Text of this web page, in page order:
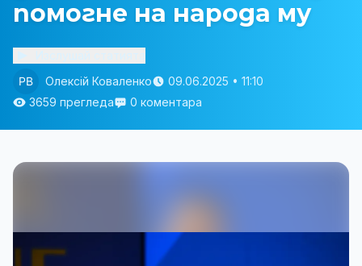
помогне на народа му
Олексій Коваленко
09.06.2025 • 11:10
3659 прегледа
0 коментара